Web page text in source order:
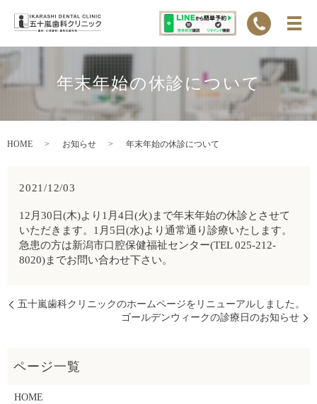
年末年始の休診について
HOME お知らせ 年末年始の休診について
2021/12/03
12月30日(木)より1月4日(火)まで年末年始の休診とさせて
いただきます。1月5日(水)より通常通り診療いたします。
急患の方は新潟市口腔保健福祉センター(TEL 025-212-
8020)までお問い合わせ下さい。
五十嵐歯科クリニックのホームページをリニューアルしました。
ゴールデンウィークの診療日のお知らせ
HOME